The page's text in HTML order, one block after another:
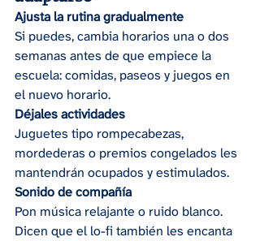
Ajusta la rutina gradualmente
Si puedes, cambia horarios una o dos
semanas antes de que empiece la
escuela: comidas, paseos y juegos en
el nuevo horario.
Déjales actividades
Juguetes tipo rompecabezas,
mordederas o premios congelados les
mantendrán ocupados y estimulados.
Sonido de compañía
Pon música relajante o ruido blanco.
Dicen que el lo-fi también les encanta